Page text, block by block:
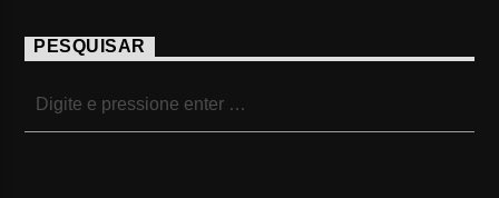
PESQUISAR